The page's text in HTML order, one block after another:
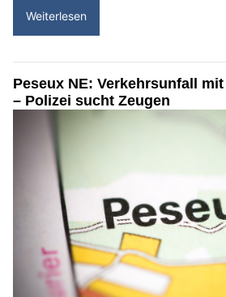
Weiterlesen
Peseux NE: Verkehrsunfall
– Polizei sucht Zeugen